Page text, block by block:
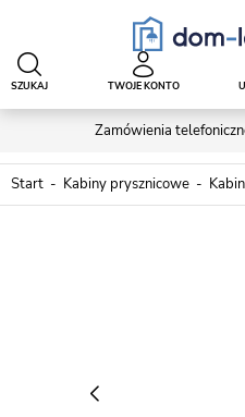
Zamówienia
SZUKAJ TWOJE KONTO
Start Kabiny prysznicowe